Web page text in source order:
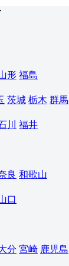
形 福島
茨城 栃木 群馬
川 福井
良 和歌山
口
分 宮崎 鹿児島